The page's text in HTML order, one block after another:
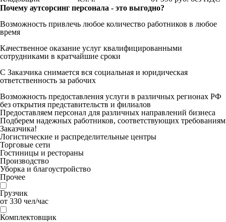
Почему аутсорсинг персонала - это выгодно?
Возможность привлечь любое количество работников в любое
время
Качественное оказание услуг квалифицированными
сотрудниками в кратчайшие сроки
С Заказчика снимается вся социальная и юридическая
ответственность за рабочих
Возможность предоставления услуги в различных регионах РФ
без открытия представительств и филиалов
Предоставляем персонал для различных направлений бизнеса
Подберем надежных работников, соответствующих требованиям
Заказчика!
Логистические и распределительные центры
Торговые сети
Гостиницы и рестораны
Производство
Уборка и благоустройство
Прочее
Грузчик
от 330 чел/час
Комплектовщик